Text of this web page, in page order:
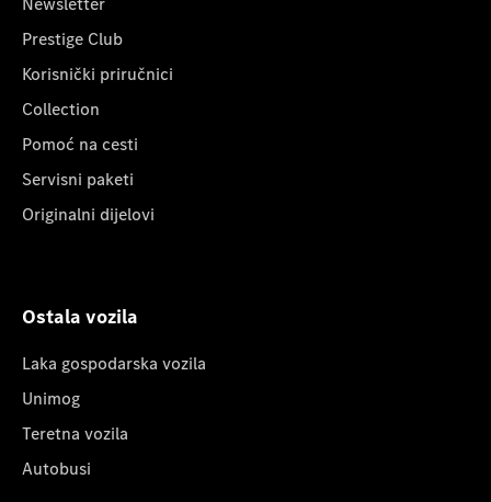
Prestige Club
Korisnički priručnici
Collection
Pomoć na cesti
Servisni paketi
Originalni dijelovi
Ostala vozila
Laka gospodarska vozila
Unimog
Teretna vozila
Autobusi